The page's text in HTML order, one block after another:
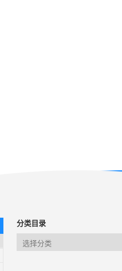
分类目录